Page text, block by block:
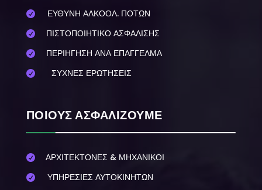
 ΕΥΘΥΝΗ ΑΛΚΟΟΛ. ΠΟΤΩΝ
 ΠΙΣΤΟΠΟΙΗΤΙΚΟ ΑΣΦΑΛΙΣΗΣ
 ΠΕΡΙΗΓΗΣΗ ΑΝΑ ΕΠΑΓΓΕΛΜΑ
 ΣΥΧΝΕΣ ΕΡΩΤΗΣΕΙΣ
ΠΟΙΟΥΣ ΑΣΦΑΛΙΖΟΥΜΕ
 ΑΡΧΙΤΕΚΤΟΝΕΣ & ΜΗΧΑΝΙΚΟΙ
 ΥΠΗΡΕΣΙΕΣ ΑΥΤΟΚΙΝΗΤΩΝ